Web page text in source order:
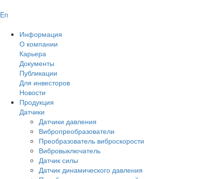
En
Информация
О компании
Карьера
Документы
Публикации
Для инвесторов
Новости
Продукция
Датчики
Датчики давления
Вибропреобразователи
Преобразователь виброскорости
Вибровыключатель
Датчик силы
Датчик динамического давления